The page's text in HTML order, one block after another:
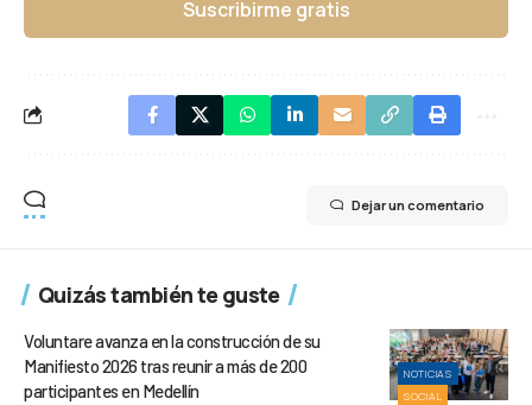
Suscribirme gratis
Dejar un comentario
Quizás también te guste
NOTICIAS
SOCIAL
Voluntare avanza en la construcción de su
Manifiesto 2026 tras reunir a más de 200
participantes en Medellín